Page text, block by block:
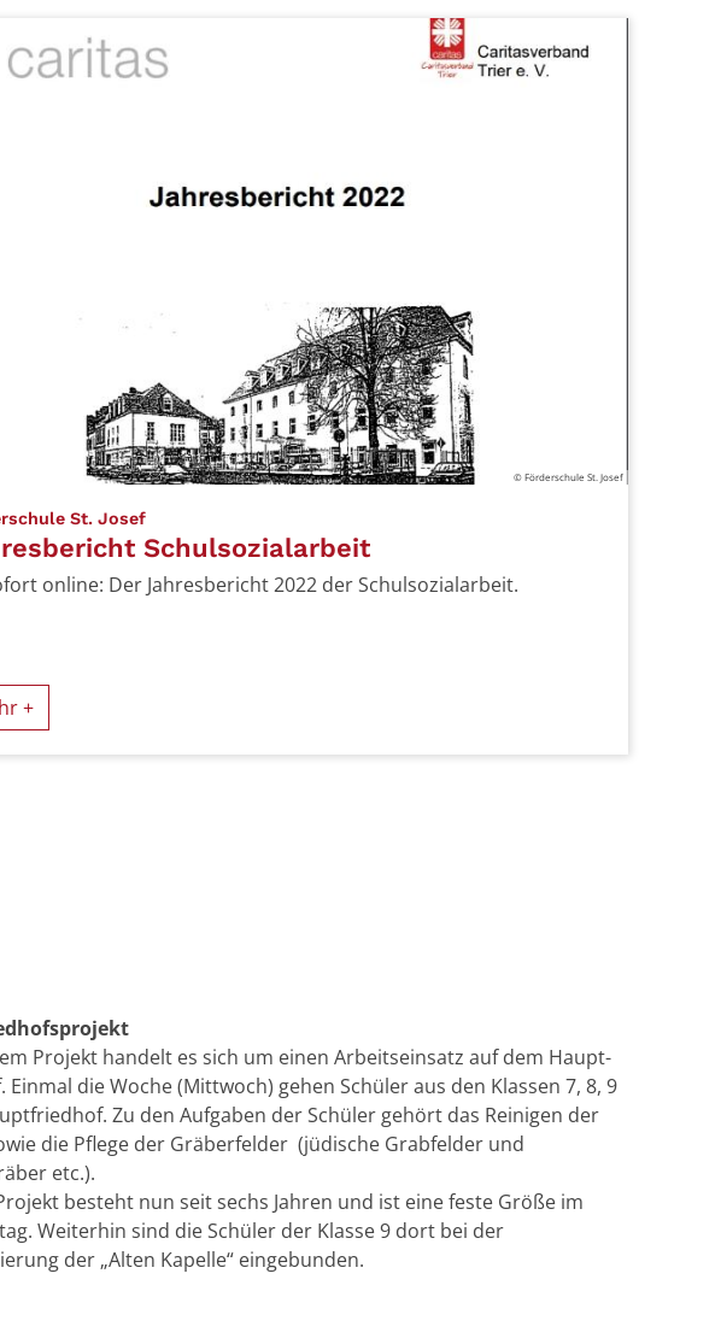
© Förderschule St. Josef
St. Josef:
Schulsozialarbeit
online: Der Jahresbericht 2022 der Schulsozialarbeit.
+
Projekt handelt es sich um einen Arbeitseinsatz auf dem Haupt­
Einmal die Woche (Mittwoch) gehen Schüler aus den Klassen 7, 8, 9
Zu den Aufgaben der Schüler gehört das Reinigen der
die Pflege der Gräberfelder (jüdische Grabfelder und
etc.).
besteht nun seit sechs Jahren und ist eine feste Größe im
Weiterhin sind die Schüler der Klasse 9 dort bei der
der „Alten Kapelle“ eingebunden.